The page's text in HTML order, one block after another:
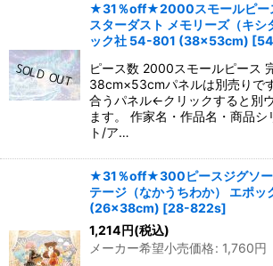
★31％off★2000スモールピー
スターダスト メモリーズ（キシ
ック社 54-801 (38×53cm) [
ピース数 2000スモールピース
38cm×53cmパネルは別売りで
合うパネル←クリックすると別
ます。 作家名・作品名・商品シ
ト/ア…
★31％off★300ピースジグソー
テージ（なかうちわか） エポ
(26×38cm) [28-822s]
1,214円(税込)
メーカー希望小売価格: 1,760円